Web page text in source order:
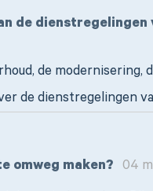
de
de modernisering,
de dienstregelingen
omweg maken? 04